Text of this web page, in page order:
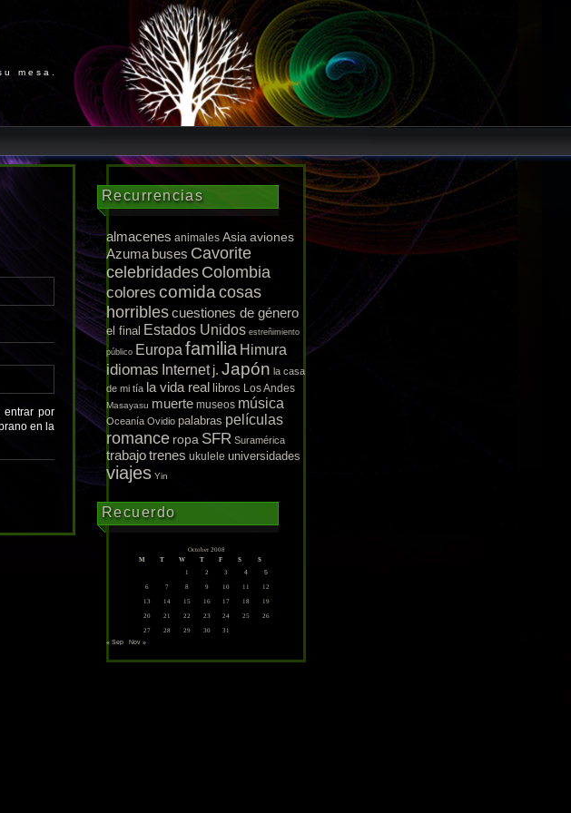
mesa.
entrar por
en la
Recurrencias
almacenes animales Asiaaviones
Azuma buses Cavorite
celebridades Colombia
colores comidacosas
horriblescuestiones de género
el final Estados Unidos estreñimiento
público Europa familia Himura
idiomas Internet j. Japón la casa
de mi tía la vida real libros Los Andes
Masayasu muerte museos música
Oceanía Ovidio palabras películas
romance ropa SFR Suramérica
trabajotrenes ukulele universidades
viajes Yin
Recuerdo
October 2008
M
T W T F S
S
1
2 3 4 5
6 7 8 9 10 11
12
13
14 15 16 17 18
19
20
21 22 23 24 25
26
27
28 29 30 31
« Sep Nov »